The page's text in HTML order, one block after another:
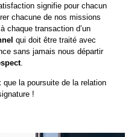
signifie pour chacun
chacune de nos missions
chaque transaction d’un
qui doit être traité avec
sans jamais nous départir
.
que la poursuite de la relation
!